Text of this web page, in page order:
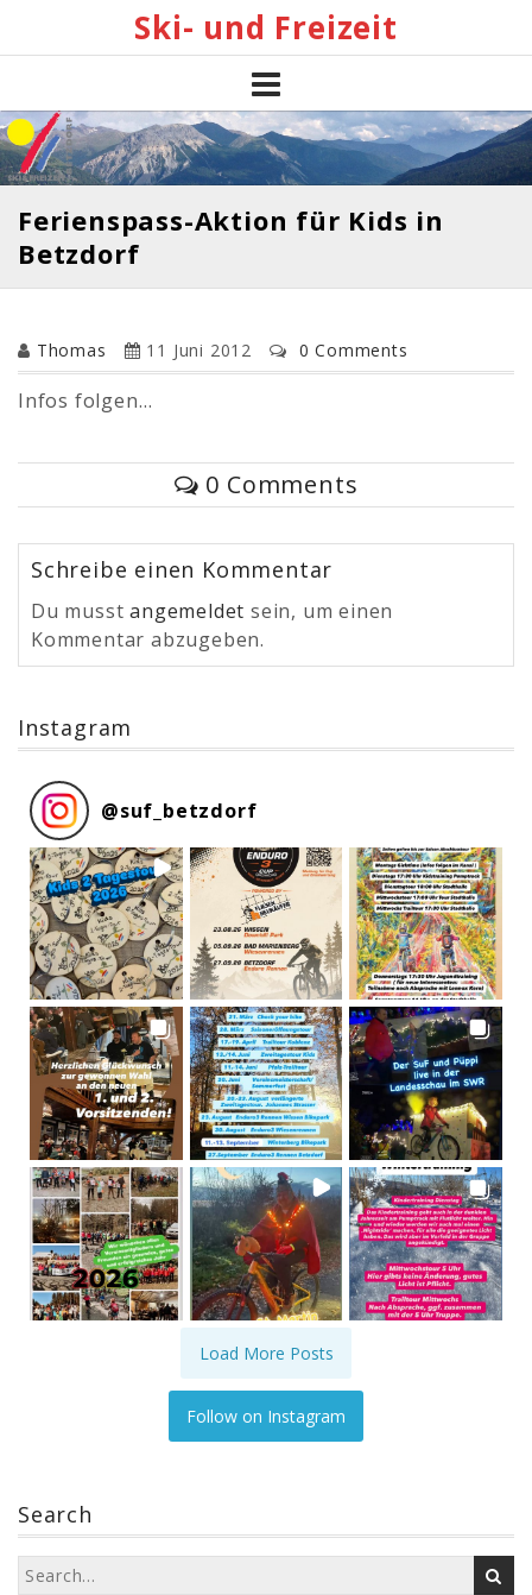
Ski- und Freizeit
Ferienspass-Aktion für Kids in
Betzdorf
Thomas 11 Juni 2012 0 Comments
Infos folgen…
0 Comments
Schreibe einen Kommentar
Du musstangemeldet sein, um einen
Kommentar abzugeben.
Instagram
@suf_betzdorf
Load More Posts
Follow on Instagram
Search